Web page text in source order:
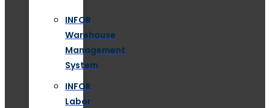
INFOR
Warehouse
Management
System
INFOR
Labor